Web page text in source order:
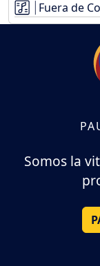
Fuera de
Somos la